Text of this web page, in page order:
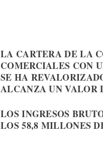
LA CARTERA DE LA
COMERCIALES CON
SE HA
ALCANZA UN VALOR
LOS INGRESOS
LOS 58,8 MILLONES